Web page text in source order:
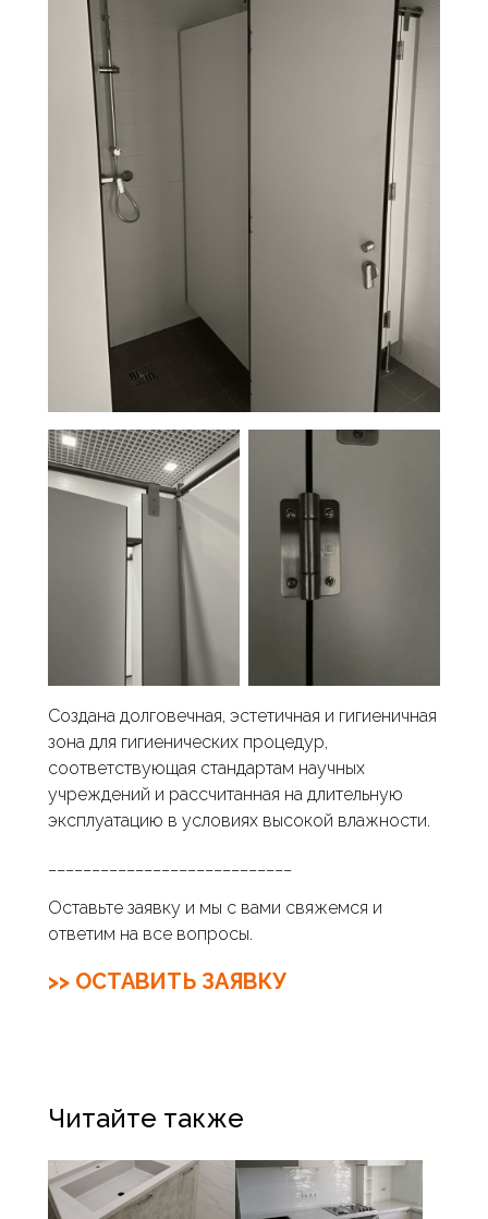
Создана долговечная, эстетичная и гигиеничная
зона для гигиенических процедур,
соответствующая стандартам научных
учреждений и рассчитанная на длительную
эксплуатацию в условиях высокой влажности.
Оставьте заявку и мы с вами свяжемся и
ответим на все вопросы.
>> ОСТАВИТЬ ЗАЯВКУ
Читайте также